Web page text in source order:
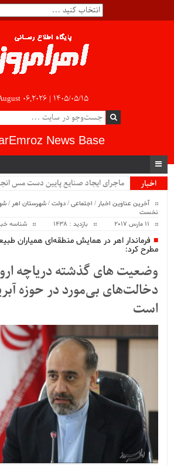
06,2026 | ۱۴۰۵/۰۵/۱۵
News Base
اخبار
ماجرای ایجاد صنایع پایین دست مس
آخرین عناوین اخبار / اجتماعی/دولت/شهرستان اهر /
نخست
بازدید : 1438 شناسه خبر :
فرماندار اهر در همایش منطقه‌ای همیاران
مطرح کرد:
وضعیت های گذشته دریاچه
دخالت‌های بی‌مورد در حوزه
است